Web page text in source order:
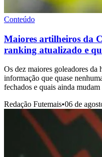
Conteúdo
Maiores artilheiros da
ranking atualizado e
Os dez maiores goleadores
informação que quase
fechados e quais ainda mudam
Redação Futemais•06 de